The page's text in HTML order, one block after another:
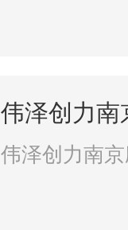
伟泽创力南
限公司
伟泽创力南